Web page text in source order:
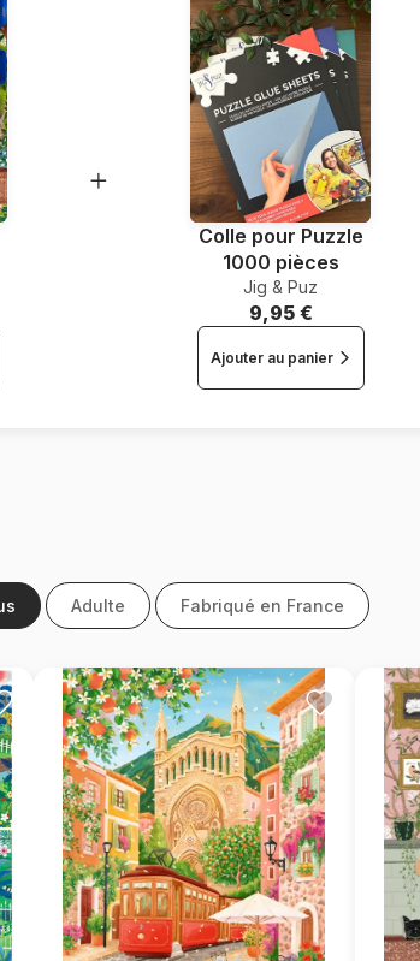
Colle pour Puzzle
1000 pièces
Jig & Puz
9,95 €
Ajouter au panier
Adulte Fabriqué en France